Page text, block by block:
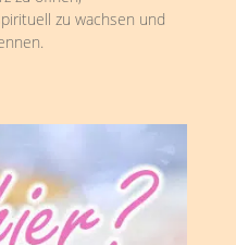
zu wachsen und